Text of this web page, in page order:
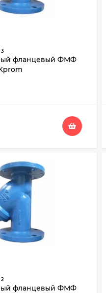
фланцевый ФМФ
фланцевый ФМФ